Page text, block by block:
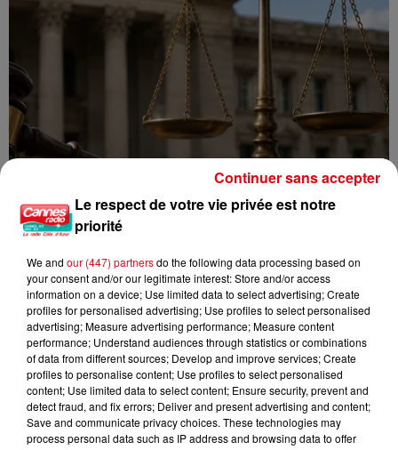
Incendie au Mont-Boron : deux jeunes condamnés à six mois de
prison...
Le respect de votre vie privée est notre
priorité
We and our (447) partnersdo the following data processing based on
your consent and/or our legitimate interest: Store and/or access
information on a device; Use limited data to select advertising; Create
profiles for personalised advertising; Use profiles to select personalised
advertising; Measure advertising performance; Measure content
performance; Understand audiences through statistics or combinations
of data from different sources; Develop and improve services; Create
profiles to personalise content; Use profiles to select personalised
content; Use limited data to select content; Ensure security, prevent and
detect fraud, and fix errors; Deliver and present advertising and content;
Save and communicate privacy choices. These technologies may
process personal data such as IP address and browsing data to offer
Continuer sans accepter